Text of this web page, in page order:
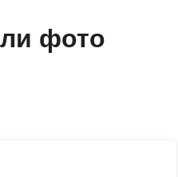
фото